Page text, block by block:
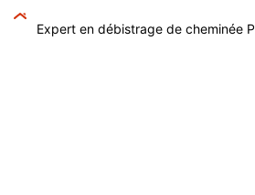
Expert en débistrage de cheminée